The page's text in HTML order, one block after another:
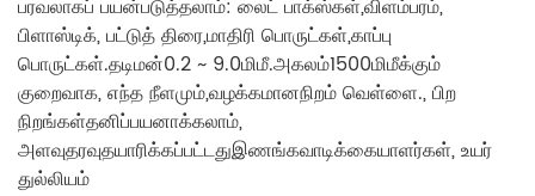
பரவலாகப் பயன்படுத்தலாம்: லைட் பாக்ஸ்கள்,விளம்பரம்,
பிளாஸ்டிக், பட்டுத் திரை,மாதிரி பொருட்கள்,காப்பு
பொருட்கள்.தடிமன்0.2 ~ 9.0மிமீ.அகலம்1500மிமீக்கும்
குறைவாக, எந்த நீளமும்,வழக்கமானநிறம் வெள்ளை., பிற
நிறங்கள்தனிப்பயனாக்கலாம்,
அளவுதரவுதயாரிக்கப்பட்டதுஇணங்கவாடிக்கையாளர்கள், உயர்
துல்லியம்